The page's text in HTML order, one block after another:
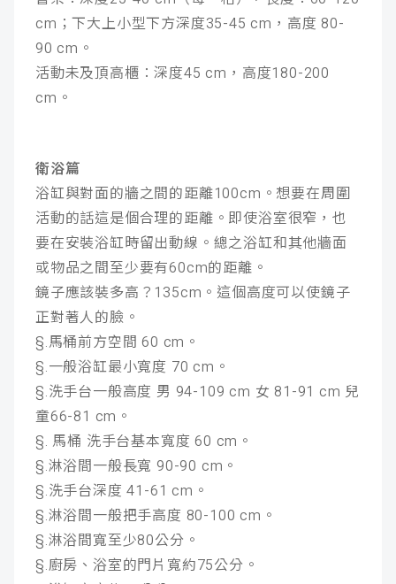
cm；下大上小型下方深度35-45 cm，高度 80-
90 cm。
活動未及頂高櫃：深度45 cm，高度180-200
cm。
衛浴篇
浴缸與對面的牆之間的距離100cm。想要在周圍
活動的話這是個合理的距離。即使浴室很窄，也
要在安裝浴缸時留出動線。總之浴缸和其他牆面
或物品之間至少要有60cm的距離。
鏡子應該裝多高？135cm。這個高度可以使鏡子
正對著人的臉。
§.馬桶前方空間 60 cm。
§.一般浴缸最小寬度 70 cm。
§.洗手台一般高度 男 94-109 cm 女 81-91 cm 兒
童66-81 cm。
§. 馬桶 洗手台基本寬度 60 cm。
§.淋浴間一般長寬 90-90 cm。
§.洗手台深度 41-61 cm。
§.淋浴間一般把手高度 80-100 cm。
§.淋浴間寬至少80公分。
§.廚房、浴室的門片寬約75公分。